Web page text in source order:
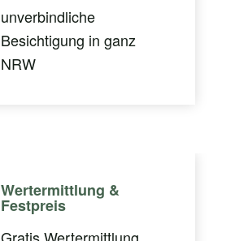
unverbindliche
Besichtigung in ganz
NRW
Wertermittlung &
Festpreis